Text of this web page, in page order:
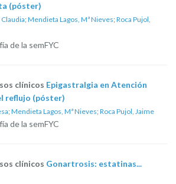
(póster)
; Mendieta Lagos, Mª Nieves; Roca Pujol,
de la semFYC
clínicos Epigastralgia en Atención
reflujo (póster)
; Mendieta Lagos, Mª Nieves; Roca Pujol, Jaime
de la semFYC
clínicos Gonartrosis: estatinas...